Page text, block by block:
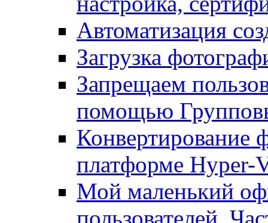
Автоматизация
Загрузка
Запрещаем
помощью
Конвертирование
платформе Hyper-
Мой маленький
пользователей.